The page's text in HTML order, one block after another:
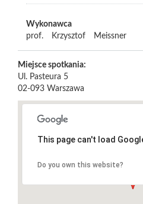
Wykonawca
prof.
Krzysztof Meissner
Miejsce spotkania:
Ul. Pasteura 5
02-093 Warszawa
This page can't load
Do you own this website?